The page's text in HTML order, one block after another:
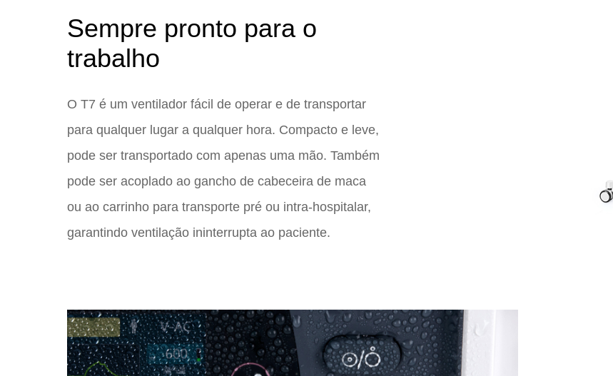
Sempre pronto para o
trabalho
O T7 é um ventilador fácil de operar e de transportar
para qualquer lugar a qualquer hora. Compacto e leve,
pode ser transportado com apenas uma mão. Também
pode ser acoplado ao gancho de cabeceira de maca
ou ao carrinho para transporte pré ou intra-hospitalar,
garantindo ventilação ininterrupta ao paciente.